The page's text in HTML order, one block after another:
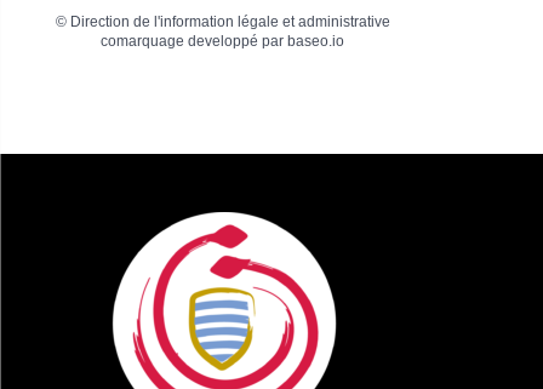
© Direction de l'information légale et administrative
comarquage developpé par baseo.io